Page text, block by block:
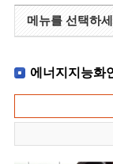
메뉴를 선택하
에너지지능화